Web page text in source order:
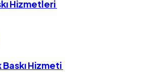
Hizmetleri
Baskı Hizmeti